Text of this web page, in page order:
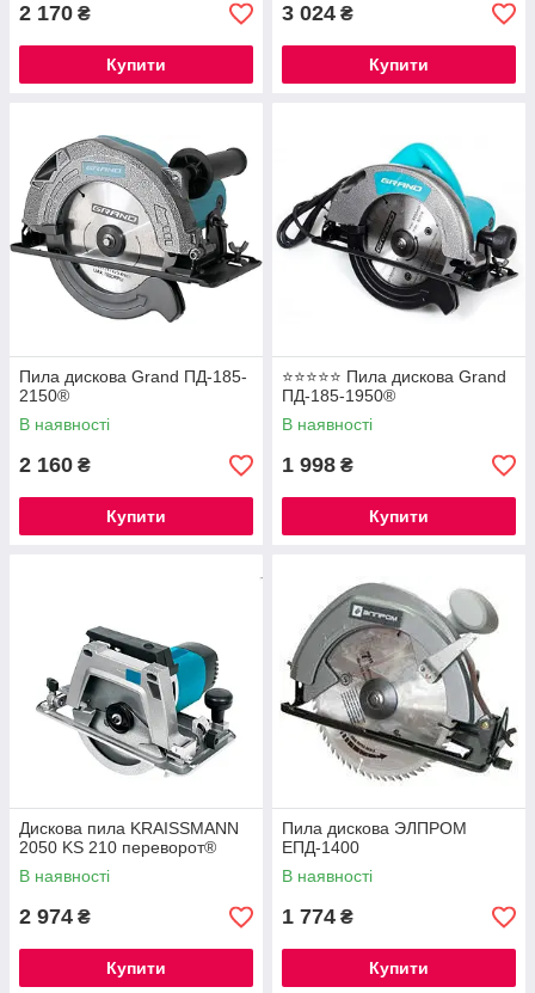
2 170 ₴
Купити
3 024 ₴
Купити
Пила дискова Grand ПД-185-
2150®
В наявності
2 160 ₴
Купити
⭐⭐⭐⭐⭐ Пила дискова Grand
ПД-185-1950®
В наявності
1 998 ₴
Купити
Дискова пила KRAISSMANN
2050 KS 210 переворот®
В наявності
2 974 ₴
Купити
Пила дискова ЭЛПРОМ
ЕПД-1400
В наявності
1 774 ₴
Купити